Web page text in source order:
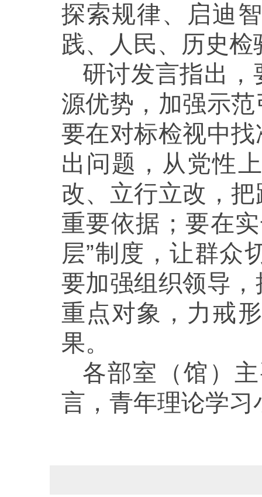
探索规律、启迪
践、人民、历史
研讨发言指出
源优势，加强示
要在对标检视中
出问题，从党性
改、立行立改，
重要依据；要在
层”制度，让群众
要加强组织领导
重点对象，力戒
果。
各部室（馆）
言，青年理论学